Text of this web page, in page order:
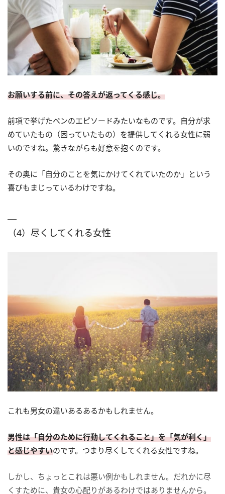
お願いする前に、その答えが返ってくる感じ。
前項で挙げたペンのエピソードみたいなものです。自分が求
めていたもの（困っていたもの）を提供してくれる女性に弱
いのですね。驚きながらも好意を抱くのです。
その奥に「自分のことを気にかけてくれていたのか」という
喜びもまじっているわけですね。
（4）尽くしてくれる女性
これも男女の違いあるあるかもしれません。
男性は「自分のために行動してくれること」を「気が利く」
と感じやすいのです。つまり尽くしてくれる女性ですね。
しかし、ちょっとこれは悪い例かもしれません。だれかに尽
くすために、貴女の心配りがあるわけではありませんから。